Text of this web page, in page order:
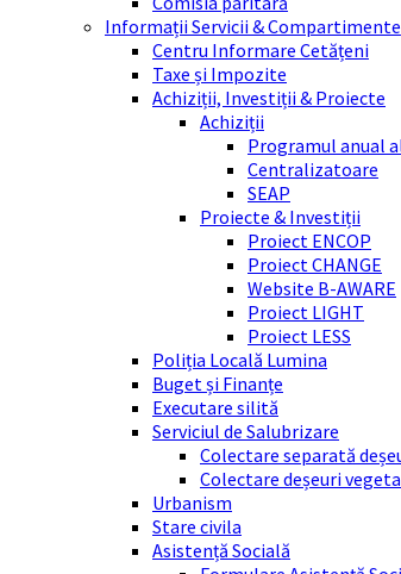
Informații Servicii & Compartimente
Centru Informare Cetățeni
Taxe și Impozite
Achiziții, Investiții & Proiecte
Achiziții
Programul anual
Centralizatoare
SEAP
Proiecte & Investiții
Proiect ENCOP
Proiect CHANGE
Website B-AWARE
Proiect LIGHT
Proiect LESS
Poliția Locală Lumina
Buget și Finanțe
Executare silită
Serviciul de Salubrizare
Colectare separată
Colectare deșeuri
Urbanism
Stare civila
Asistență Socială